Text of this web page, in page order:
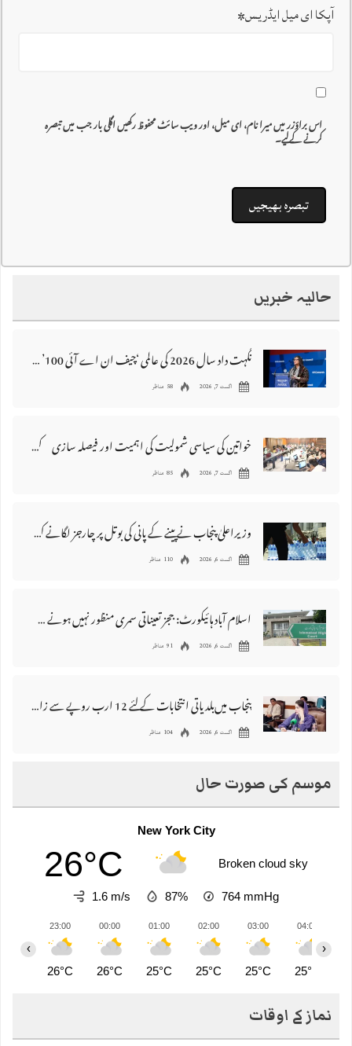
آپکا ای میل ایڈریس*
اس براؤزر میں میرا نام، ای میل، اور ویب سائٹ محفوظ رکھیں اگلی بار جب میں تبصرہ
کرنے کےلیے۔
حالیہ خبریں
نگہت داد سال 2026 کی عالمی ‘چیف ان اے آئی 100’ فہرست میں شامل
اگست 7, 2026 58 مناظر
خواتین کی سیاسی شمولیت کی اہمیت اور فیصلہ سازی کے عمل میں فعال کردار
اگست 7, 2026 85 مناظر
وزیراعلیٰ پنجاب نے پینے کے پانی کی بوتل پر چارجز لگانے کی تجویز مستر دکر دی
اگست 6, 2026 110 مناظر
اسلام آباد ہائیکورٹ: ججز تعیناتی سمری منظور نہیں‌ ہونے کے خٌلاف فیصلہ محفوظ
اگست 6, 2026 91 مناظر
پنجاب میں‌بلدیاتی انتخابات کے لئے 12 ارب روپے سے زائد مختص کرنے کی منظوری
اگست 6, 2026 104 مناظر
موسم کی صورت حال
New York City
26°C Broken cloud sky
1.6 m/s 87% 764 mmHg
23:00
26°C
00:00
26°C
01:00
25°C
02:00
25°C
03:00
25°C
04:00
25°C
‹ ›
نماز کے اوقات